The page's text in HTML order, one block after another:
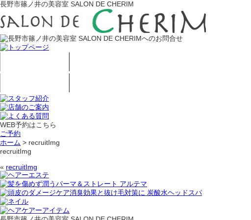
長野市篠ノ井の美容室 SALON DE CHERIM
WEB予約はこちら
ご予約
ホーム > recruitImg
recruitImg
« recruitImg